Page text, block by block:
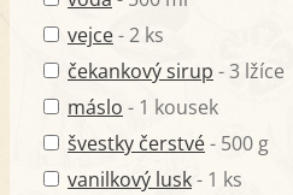
vejce- 2 ks
čekankový sirup - 3 lžíce
máslo - 1 kousek
švestky čerstvé- 500 g
vanilkový lusk- 1 ks